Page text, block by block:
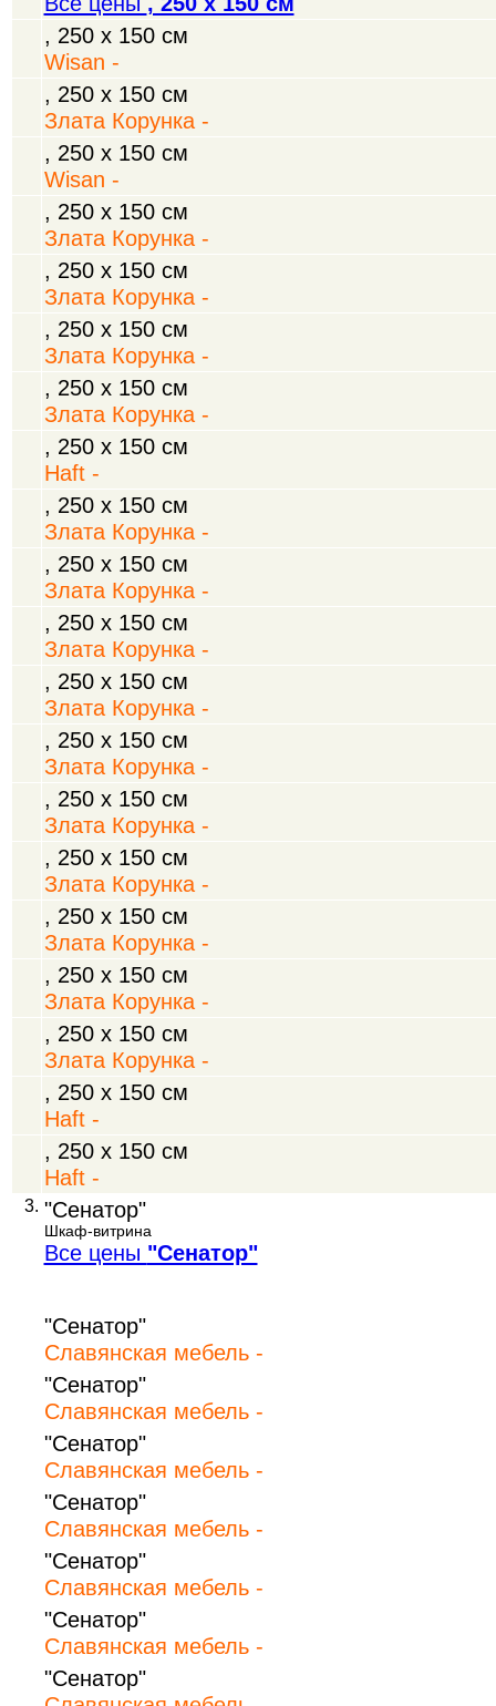
, 250 х 150 см
Wisan -
, 250 х 150 см
Злата Корунка -
, 250 х 150 см
Wisan -
, 250 х 150 см
Злата Корунка -
, 250 х 150 см
Злата Корунка -
, 250 х 150 см
Злата Корунка -
, 250 х 150 см
Злата Корунка -
, 250 х 150 см
Haft -
, 250 х 150 см
Злата Корунка -
, 250 х 150 см
Злата Корунка -
, 250 х 150 см
Злата Корунка -
, 250 х 150 см
Злата Корунка -
, 250 х 150 см
Злата Корунка -
, 250 х 150 см
Злата Корунка -
, 250 х 150 см
Злата Корунка -
, 250 х 150 см
Злата Корунка -
, 250 х 150 см
Злата Корунка -
, 250 х 150 см
Злата Корунка -
, 250 х 150 см
Haft -
, 250 х 150 см
Haft -
3. "Сенатор"
Шкаф-витрина
Все цены "Сенатор"
"Сенатор"
Славянская мебель -
"Сенатор"
Славянская мебель -
"Сенатор"
Славянская мебель -
"Сенатор"
Славянская мебель -
"Сенатор"
Славянская мебель -
"Сенатор"
Славянская мебель -
"Сенатор"